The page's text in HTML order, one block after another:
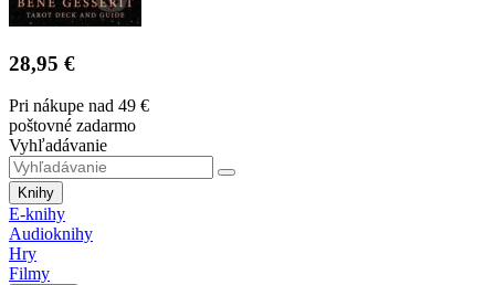
28,95 €
Pri nákupe nad 49 €
poštovné zadarmo
Vyhľadávanie
Knihy
E-knihy
Audioknihy
Hry
Filmy